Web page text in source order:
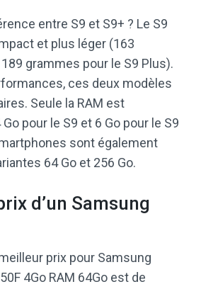
entre S9 et S9+ ? Le S9
et plus léger (163
grammes pour le S9 Plus).
ces deux modèles
Seule la RAM est
pour le S9 et 6 Go pour le S9
sont également
64 Go et 256 Go.
d’un Samsung
prix pour Samsung
4Go RAM 64Go est de